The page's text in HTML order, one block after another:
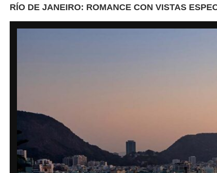
RÍO DE JANEIRO: ROMANCE CON VISTAS